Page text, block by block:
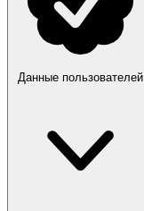
Данные пользователей